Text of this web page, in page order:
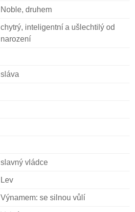
Noble, druhem
chytrý, inteligentní a ušlechtilý od
narození
sláva
slavný vládce
Lev
Výnamem: se silnou vůlí